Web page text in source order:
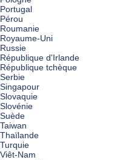
Portugal
Pérou
Roumanie
Royaume-Uni
Russie
République d'Irlande
République tchèque
Serbie
Singapour
Slovaquie
Slovénie
Suède
Taiwan
Thaïlande
Turquie
Viêt-Nam